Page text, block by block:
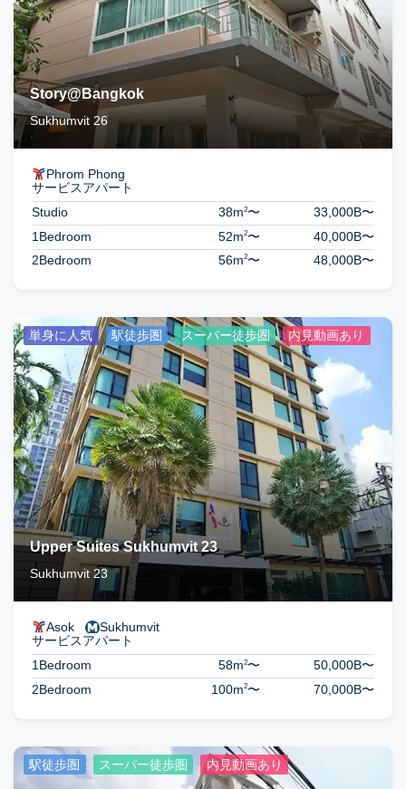
Story@Bangkok
Sukhumvit 26
Phrom Phong
サービスアパート
Studio
38m2〜 33,000B〜
1Bedroom
52m2〜 40,000B〜
2Bedroom
56m2〜 48,000B〜
単身に人気 駅徒歩圏 スーパー徒歩圏 内見動画あり
Upper Suites Sukhumvit 23
Sukhumvit 23
Asok Sukhumvit
サービスアパート
1Bedroom
58m2〜 50,000B〜
2Bedroom
100m2〜 70,000B〜
駅徒歩圏 スーパー徒歩圏 内見動画あり